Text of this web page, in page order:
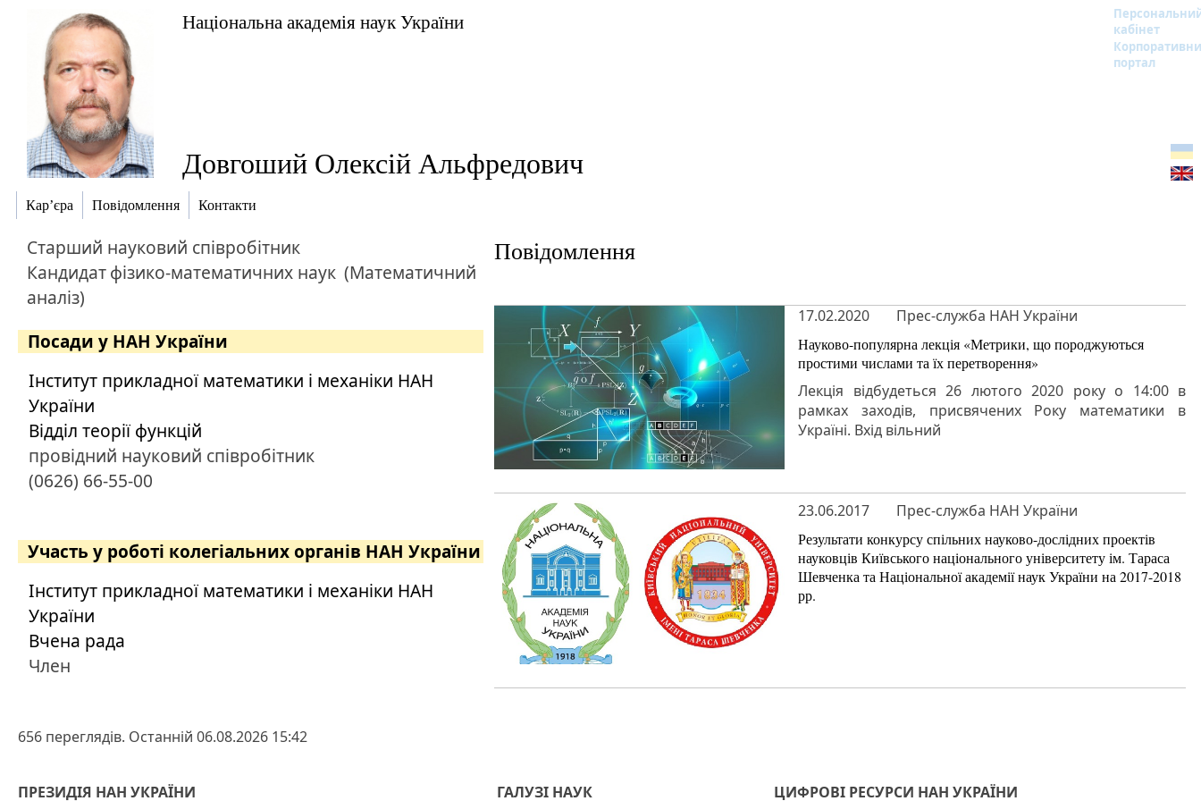
Національна академія наук України
кабінет
портал
Довгоший Олексій Альфредович
Кар’єра Повідомлення Контакти
Старший науковий співробітник
Кандидатфізико-математичних наук (Математичний
аналіз)
Посади у НАН України
Інститут прикладної математики і механіки НАН
України
Відділ теорії функцій
провідний науковий співробітник
(0626) 66-55-00
Участь у роботі колегіальних органів НАН України
Інститут прикладної математики і механіки НАН
України
Вчена рада
Член
656 переглядів. Останній 06.08.2026 15:42
Повідомлення
17.02.2020 Прес-служба НАН України
Науково-популярна лекція «Метрики, що породжуються
простими числами та їх перетворення»
Лекція відбудеться 26 лютого 2020 року о 14:00 в
рамках заходів, присвячених Року математики в
Україні. Вхід вільний
23.06.2017 Прес-служба НАН України
Результати конкурсу спільних науково-дослідних проектів
науковців Київського національного університету ім. Тараса
Шевченка та Національної академії наук України на 2017-2018
рр.
ПРЕЗИДІЯ НАН УКРАЇНИ ГАЛУЗІ НАУК ЦИФРОВІ РЕСУРСИ НАН УКРАЇНИ